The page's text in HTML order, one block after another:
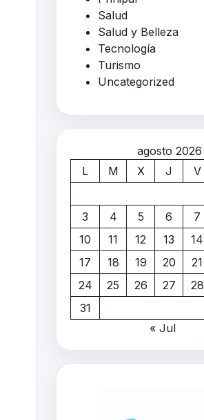
Salud
Salud y Belleza
Tecnología
Turismo
Uncategorized
agosto 2026
L
M X J V
3
4 5 6 7
10
11 12 13 14
17
18 19 20 21
24
25 26 27 28
31
« Jul